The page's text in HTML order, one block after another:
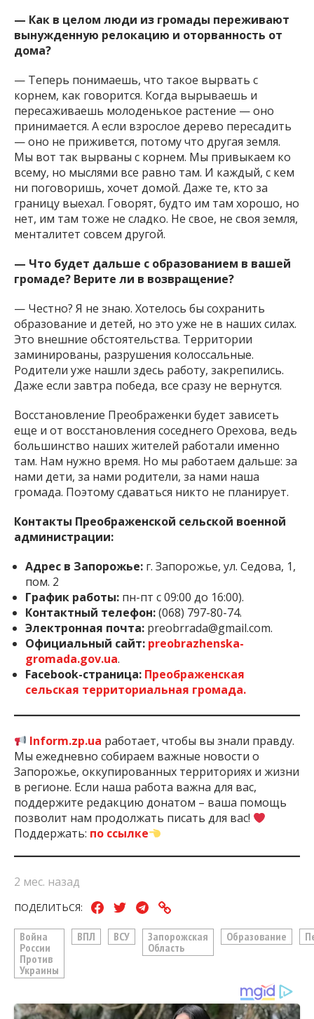
— Как в целом люди из громады переживают
вынужденную релокацию и оторванность от
дома?
— Теперь понимаешь, что такое вырвать с
корнем, как говорится. Когда вырываешь и
пересаживаешь молоденькое растение — оно
принимается. А если взрослое дерево пересадить
— оно не приживется, потому что другая земля.
Мы вот так вырваны с корнем. Мы привыкаем ко
всему, но мыслями все равно там. И каждый, с кем
ни поговоришь, хочет домой. Даже те, кто за
границу выехал. Говорят, будто им там хорошо, но
нет, им там тоже не сладко. Не свое, не своя земля,
менталитет совсем другой.
— Что будет дальше с образованием в вашей
громаде? Верите ли в возвращение?
— Честно? Я не знаю. Хотелось бы сохранить
образование и детей, но это уже не в наших силах.
Это внешние обстоятельства. Территории
заминированы, разрушения колоссальные.
Родители уже нашли здесь работу, закрепились.
Даже если завтра победа, все сразу не вернутся.
Восстановление Преображенки будет зависеть
еще и от восстановления соседнего Орехова, ведь
большинство наших жителей работали именно
там. Нам нужно время. Но мы работаем дальше: за
нами дети, за нами родители, за нами наша
громада. Поэтому сдаваться никто не планирует.
Контакты Преображенской сельской военной
администрации:
Адрес в Запорожье: г. Запорожье, ул. Седова, 1,
пом. 2
График работы: пн-пт с 09:00 до 16:00).
Контактный телефон:(068) 797-80-74.
Электронная почта: preobrrada@gmail.com.
Официальный сайт: preobrazhenska-
gromada.gov.ua.
Facebook-страница: Преображенская
сельская территориальная громада.
Inform.zp.ua работает, чтобы вы знали правду.
Мы ежедневно собираем важные новости о
Запорожье, оккупированных территориях и жизни
в регионе. Если наша работа важна для вас,
поддержите редакцию донатом – ваша помощь
позволит нам продолжать писать для вас!
Поддержать: по ссылке
2 мес. назад
ПОДЕЛИТЬСЯ:
Война
России
Против
Украины
ВПЛ ВСУ
Запорожская
Область
Образование